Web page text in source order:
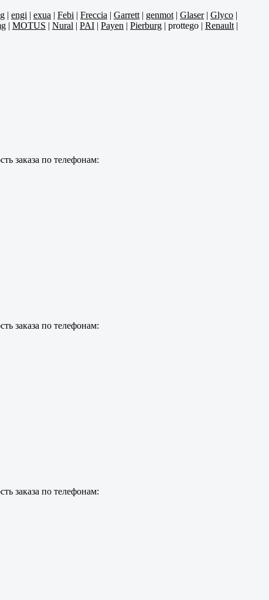
| engi | exua | Febi | Freccia | Garrett | genmot | Glaser| Glyco |
| MOTUS | Nural | PAI | Payen | Pierburg | prottego | Renault |
заказа по телефонам:
заказа по телефонам:
заказа по телефонам: